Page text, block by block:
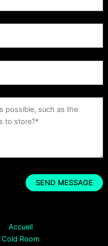
Accueil
Cold Room